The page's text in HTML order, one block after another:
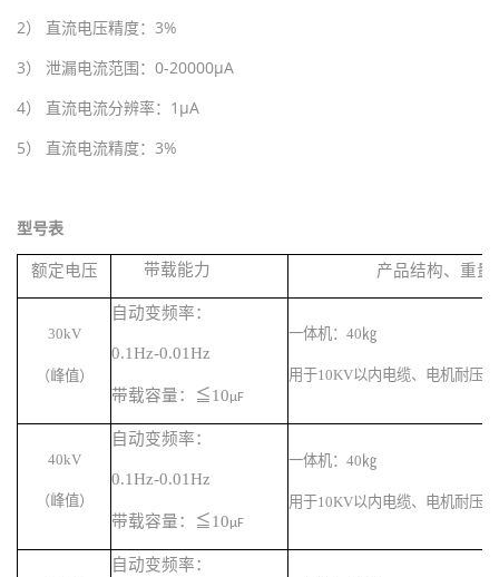
2） 直流电压精度： 3%
3） 泄漏电流范围： 0-20000μA
4） 直流电流分辨率： 1 μA
5） 直流电流精度： 3%
型号表
额定电压 带载能力 产品结构、重量
30kV
（峰值）
自动变频率：
0.1Hz-0.01Hz
带载容量： ≦10µF
一体机： 40 ㎏
用于10KV以内电缆、电机耐压
40kV
（峰值）
自动变频率：
0.1Hz-0.01Hz
带载容量： ≦10µF
一体机： 40 ㎏
用于10KV以内电缆、电机耐压
自动变频率：